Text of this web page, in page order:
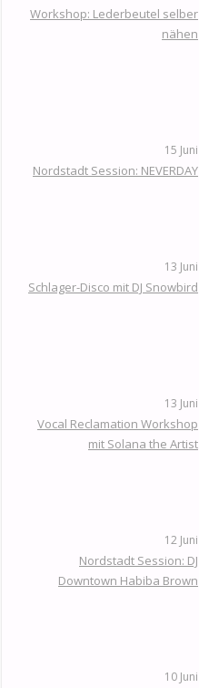
Workshop: Lederbeutel selber
nähen
15 Juni
Nordstadt Session: NEVERDAY
13 Juni
Schlager-Disco mit DJ Snowbird
13 Juni
Vocal Reclamation Workshop
mit Solana the Artist
12 Juni
Nordstadt Session: DJ
Downtown Habiba Brown
10 Juni